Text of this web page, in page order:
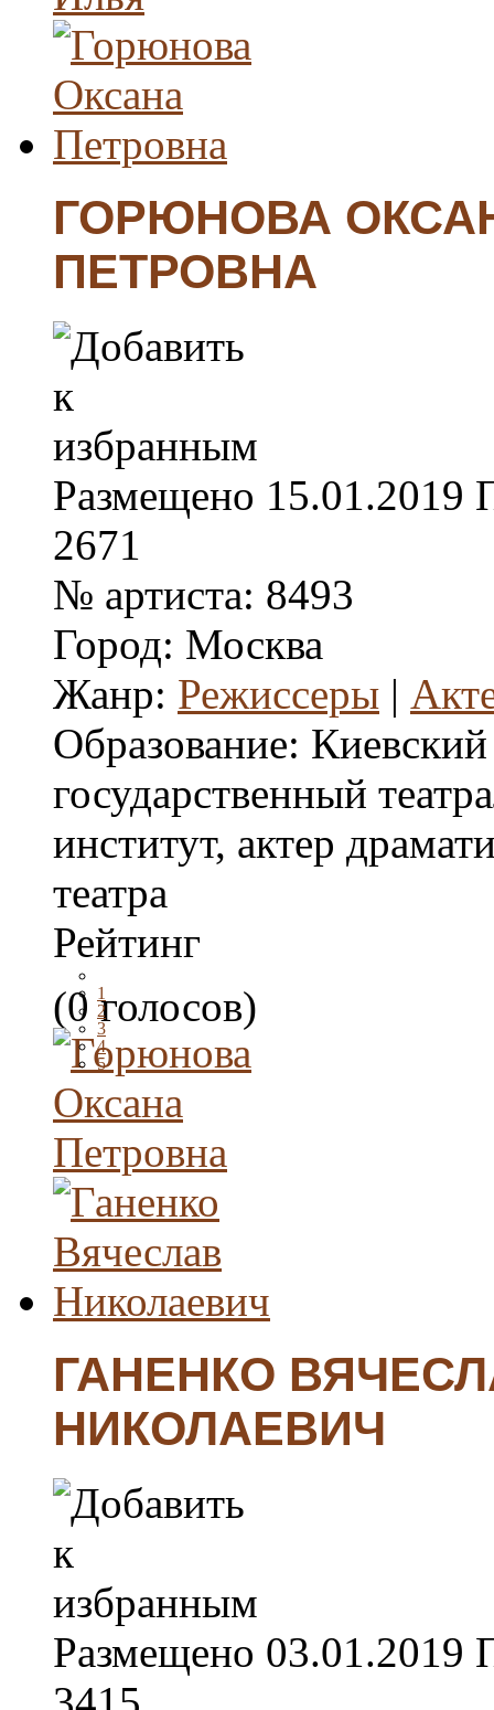
ГОРЮНОВА
ПЕТРОВНА
Размещено 15.01.2019
2671
№ артиста: 8493
Город: Москва
Жанр: Режиссеры |
Образование: Киевский
государственный
институт, актер
театра
Рейтинг
1
2
3
4
5
(0 голосов)
ГАНЕНКО
НИКОЛАЕВИЧ
Размещено 03.01.2019